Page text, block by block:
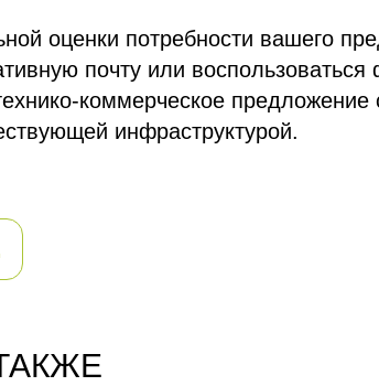
оценки потребности вашего
почту или
коммерческое
инфраструктурой.